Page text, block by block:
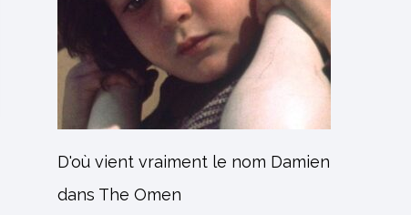
D'où vient vraiment le nom Damien
dans The Omen